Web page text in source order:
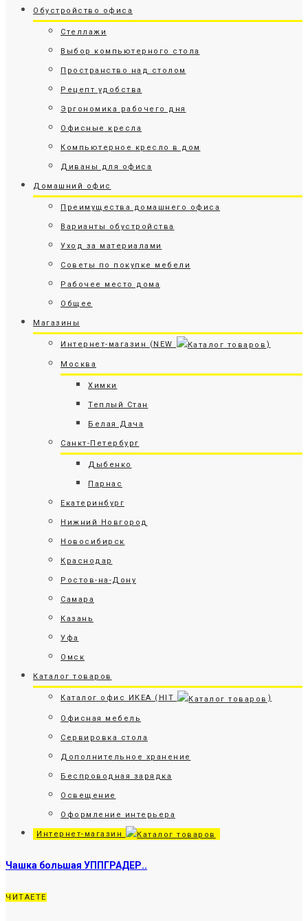
Обустройство офиса
Стеллажи
Выбор компьютерного стола
Пространство над столом
Рецепт удобства
Эргономика рабочего дня
Офисные кресла
Компьютерное кресло в дом
Диваны для офиса
Домашний офис
Преимущества домашнего офиса
Варианты обустройства
Уход за материалами
Советы по покупке мебели
Рабочее место дома
Общее
Магазины
Интернет-магазин (NEW )
Москва
Химки
Теплый Стан
Белая Дача
Санкт-Петербург
Дыбенко
Парнас
Екатеринбург
Нижний Новгород
Новосибирск
Краснодар
Ростов-на-Дону
Самара
Казань
Уфа
Омск
Каталог товаров
Каталог офис ИКЕА (HIT )
Офисная мебель
Сервировка стола
Дополнительное хранение
Беспроводная зарядка
Освещение
Оформление интерьера
Интернет-магазин
Чашка большая УППГРАДЕР..
ЧИТАЕТЕ